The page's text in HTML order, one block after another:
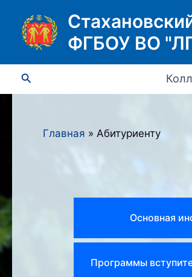
содержимомуФГБОУ ВО
Поиск
Главная Абитуриенту
Основная
Программы